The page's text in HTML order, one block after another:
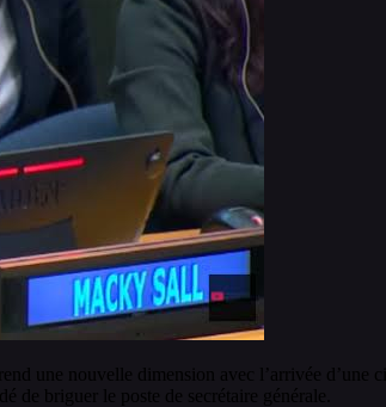
une nouvelle dimension avec l’arrivée
de briguer le poste de secrétaire générale.